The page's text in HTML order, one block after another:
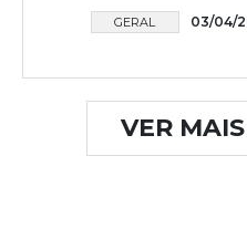
GERAL 03/04/
VER